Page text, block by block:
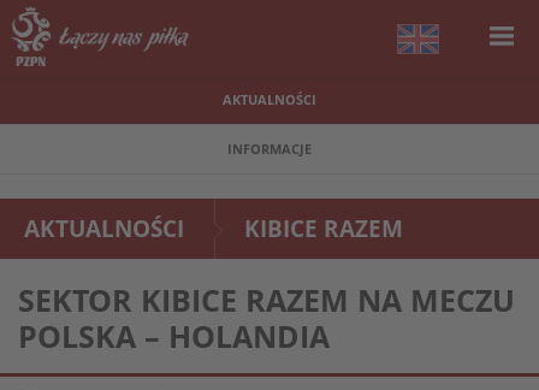
AKTUALNOŚCI
INFORMACJE
AKTUALNOŚCI KIBICE RAZEM
SEKTOR KIBICE RAZEM NA MECZU
POLSKA – HOLANDIA